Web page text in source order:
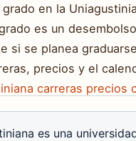
en la
es un
si se planea
precios y el
carreras precios
es una